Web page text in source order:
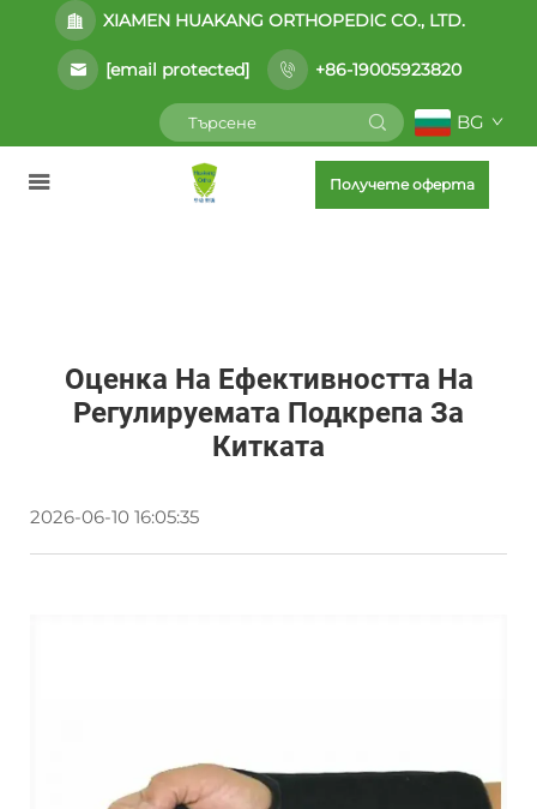
XIAMEN HUAKANG ORTHOPEDIC CO., LTD.
[email protected] +86-19005923820
BG
Получете оферта
Оценка На Ефективността На
Регулируемата Подкрепа За
Китката
2026-06-10 16:05:35